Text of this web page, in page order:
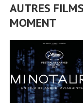
AUTRES
MOMENT